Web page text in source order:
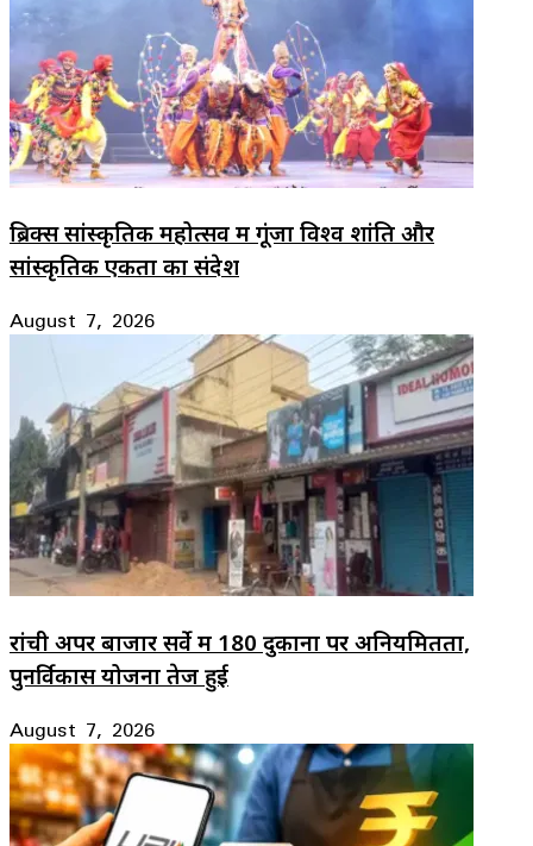
ब्रिक्स सांस्कृतिक महोत्सव में गूंजा विश्व शांति और
सांस्कृतिक एकता का संदेश
August 7, 2026
रांची अपर बाजार सर्वे में 180 दुकानों पर अनियमितता,
पुनर्विकास योजना तेज हुई
August 7, 2026